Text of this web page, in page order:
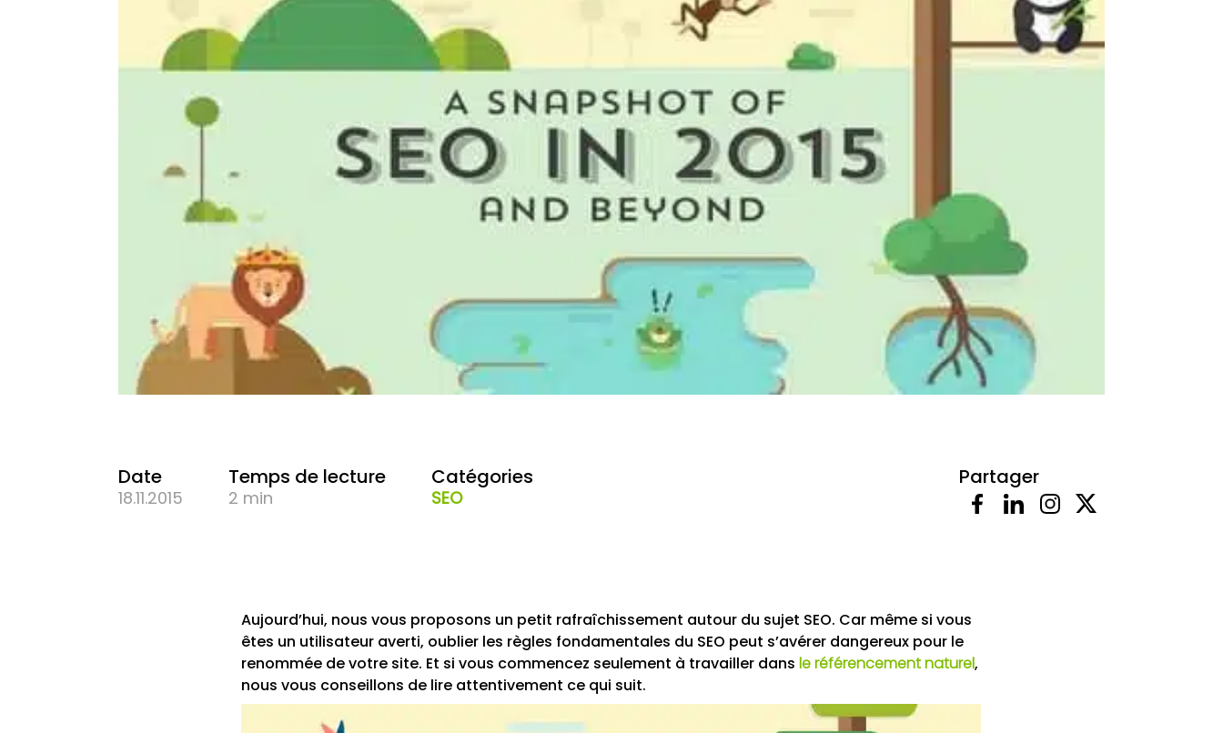
Date
18.11.2015
Temps de lecture
2 min
Catégories
SEO
Partager
Aujourd’hui, nous vous proposons un petit rafraîchissement autour du sujet SEO. Car même si vous
êtes un utilisateur averti, oublier les règles fondamentales du SEO peut s’avérer dangereux pour le
renommée de votre site. Et si vous commencez seulement à travailler dansle référencement naturel,
nous vous conseillons de lire attentivement ce qui suit.